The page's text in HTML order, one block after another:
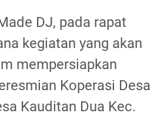
DJ, pada rapat
kegiatan yang akan
mempersiapkan
Koperasi Desa
Kauditan Dua Kec.